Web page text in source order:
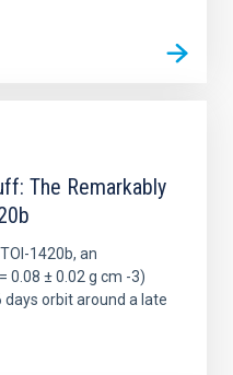
The Remarkably
1420b, an
0.08 ± 0.02 g cm -3)
days orbit around a late